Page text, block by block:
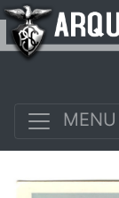
MENU